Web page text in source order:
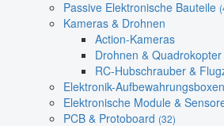
Passive Elektronische Bauteile
Kameras & Drohnen
Action-Kameras
Drohnen & Quadrokopter
RC-Hubschrauber &
Elektronik-Aufbewahrungsboxen
Elektronische Module &
PCB & Protoboard (32)